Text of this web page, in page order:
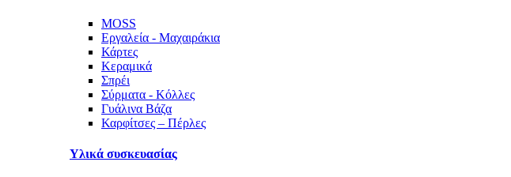
MOSS
Εργαλεία - Μαχαιράκια
Κάρτες
Κεραμικά
Σπρέι
Σύρματα - Κόλλες
Γυάλινα Βάζα
Καρφίτσες – Πέρλες
Υλικά συσκευασίας